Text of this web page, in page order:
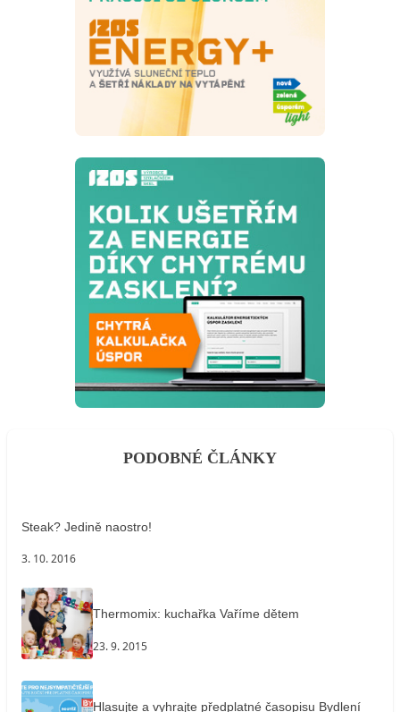
PODOBNÉ ČLÁNKY
Steak? Jedině naostro!
3. 10. 2016
Thermomix: kuchařka Vaříme dětem
23. 9. 2015
Hlasujte a vyhrajte předplatné časopisu Bydlení